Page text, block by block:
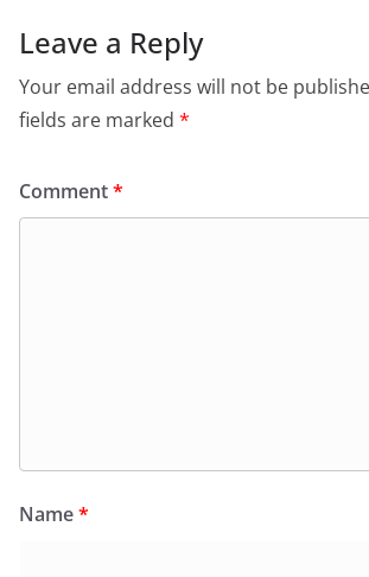
Leave a Reply
Your email address will not be
fields are marked *
Comment*
Name*